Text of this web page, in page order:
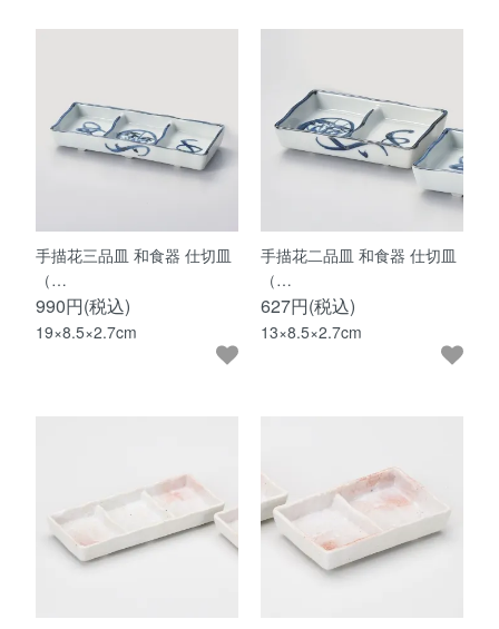
手描花三品皿 和食器 仕切皿
（…
990円(税込)
19×8.5×2.7cm
手描花二品皿 和食器 仕切皿
（…
627円(税込)
13×8.5×2.7cm